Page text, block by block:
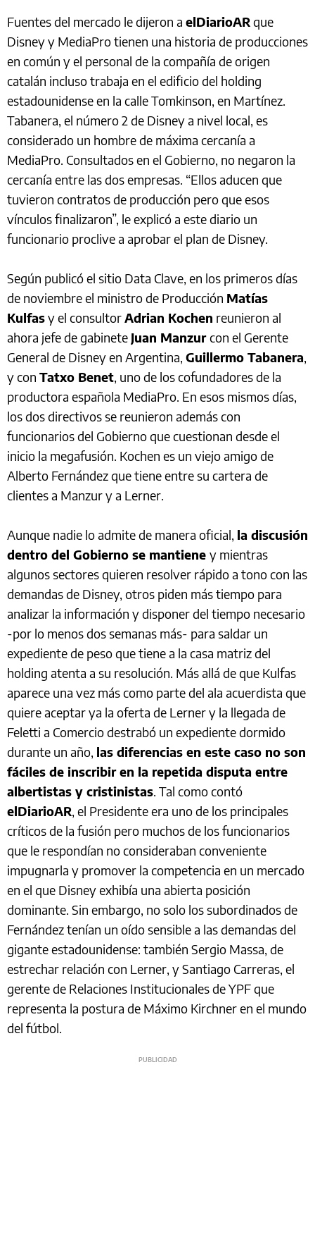
Fuentes del mercado le dijeron a elDiarioARque
Disney y MediaPro tienen una historia de producciones
en común y el personal de la compañía de origen
catalán incluso trabaja en el edificio del holding
estadounidense en la calle Tomkinson, en Martínez.
Tabanera, el número 2 de Disney a nivel local, es
considerado un hombre de máxima cercanía a
MediaPro. Consultados en el Gobierno, no negaron la
cercanía entre las dos empresas. “Ellos aducen que
tuvieron contratos de producción pero que esos
vínculos finalizaron”, le explicó a este diario un
funcionario proclive a aprobar el plan de Disney.
Según publicó el sitio Data Clave, en los primeros días
de noviembre el ministro de Producción Matías
Kulfasy el consultorAdrian Kochen reunieron al
ahora jefe de gabinete Juan Manzurcon el Gerente
General de Disney en Argentina, Guillermo Tabanera,
y con Tatxo Benet, uno de los cofundadores de la
productora española MediaPro. En esos mismos días,
los dos directivos se reunieron además con
funcionarios del Gobierno que cuestionan desde el
inicio la megafusión. Kochen es un viejo amigo de
Alberto Fernández que tiene entre su cartera de
clientes a Manzur y a Lerner.
Aunque nadie lo admite de manera oficial, la discusión
dentro del Gobierno se mantiene y mientras
algunos sectores quieren resolver rápido a tono con las
demandas de Disney, otros piden más tiempo para
analizar la información y disponer del tiempo necesario
-por lo menos dos semanas más- para saldar un
expediente de peso que tiene a la casa matriz del
holding atenta a su resolución. Más allá de que Kulfas
aparece una vez más como parte del ala acuerdista que
quiere aceptar ya la oferta de Lerner y la llegada de
Feletti a Comercio destrabó un expediente dormido
durante un año, las diferencias en este caso no son
fáciles de inscribir en la repetida disputa entre
albertistas y cristinistas. Tal como contó
elDiarioAR, el Presidente era uno de los principales
críticos de la fusión pero muchos de los funcionarios
que le respondían no consideraban conveniente
impugnarla y promover la competencia en un mercado
en el que Disney exhibía una abierta posición
dominante. Sin embargo, no solo los subordinados de
Fernández tenían un oído sensible a las demandas del
gigante estadounidense: también Sergio Massa, de
estrechar relación con Lerner, y Santiago Carreras, el
gerente de Relaciones Institucionales de YPF que
representa la postura de Máximo Kirchner en el mundo
del fútbol.